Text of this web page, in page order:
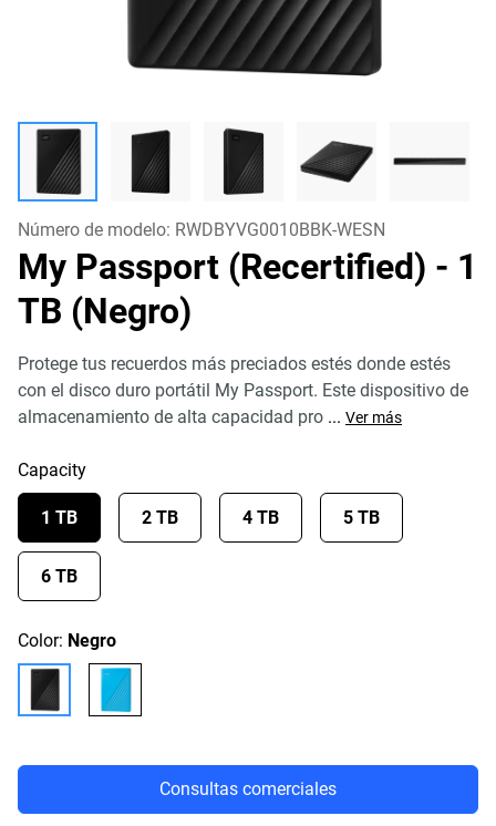
Número de modelo: RWDBYVG0010BBK-WESN
My Passport (Recertified) - 1
TB (Negro)
Protege tus recuerdos más preciados estés donde estés
con el disco duro portátil My Passport. Este dispositivo de
almacenamiento de alta capacidad pro ... Ver más
Capacity
1 TB 2 TB 4 TB 5 TB
6 TB
Color: Negro
Consultas comerciales